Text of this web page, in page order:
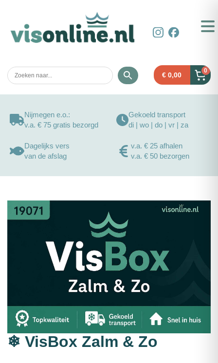
€ 0,00
0
Nijmegen e.o.:
v.a. € 75 gratis bezorgd
Gekoeld transport
di | wo | do | vr | za
Dagelijks vers
van de afslag
v.a. € 25 afhalen
v.a. € 50 bezorgen
❄ VisBox Zalm & Zo